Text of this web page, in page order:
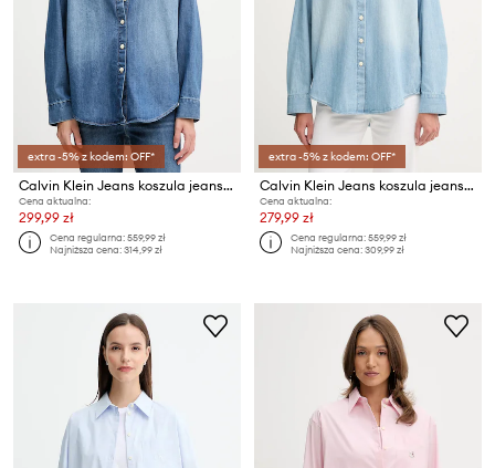
extra -5% z kodem: OFF*
Calvin Klein Jeans koszula jeansowa
Cena aktualna:
299,99 zł
Cena regularna:559,99 zł
Najniższa cena:314,99 zł
extra -5% z kodem: OFF*
Calvin Klein Jeans koszula jeansowa
Cena aktualna:
279,99 zł
Cena regularna:559,99 zł
Najniższa cena:309,99 zł